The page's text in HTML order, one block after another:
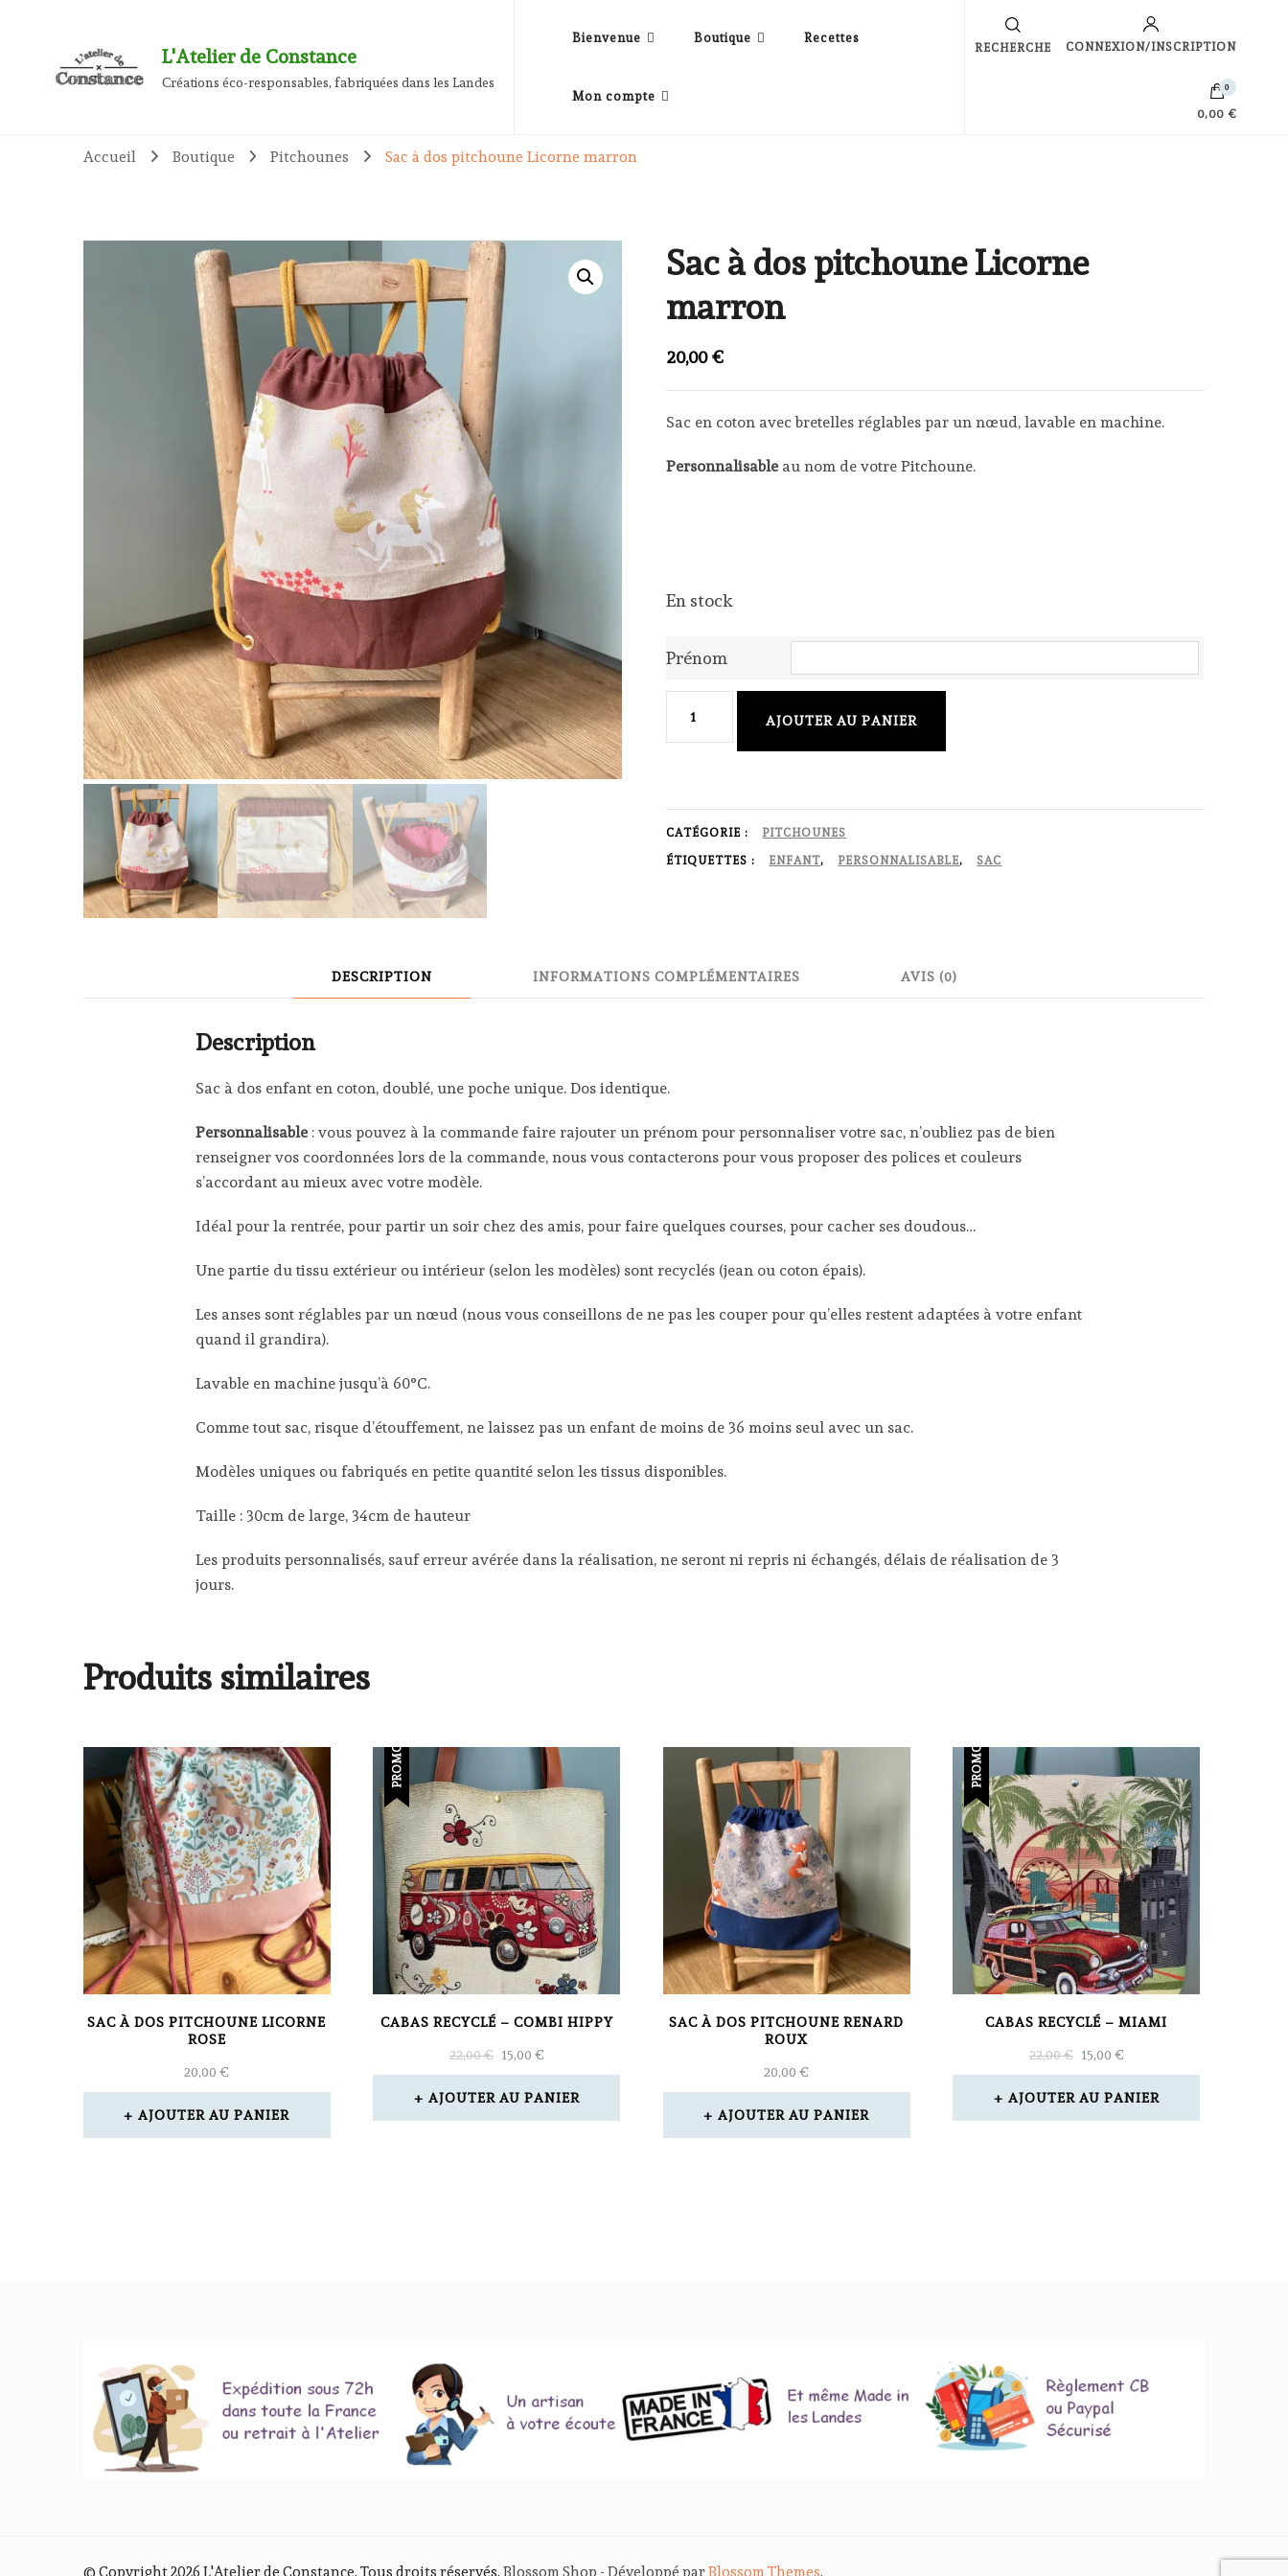
L'Atelier de Constance
Créations éco-responsables, fabriquées dans les Landes
Bienvenue Boutique Recettes
Mon compte
RECHERCHE CONNEXION/INSCRIPTION
0
0,00 €
Accueil Boutique Pitchounes Sac à dos pitchoune Licorne marron
Sac à dos pitchoune Licorne
marron
20,00€
Sac en coton avec bretelles réglables par un nœud, lavable en machine.
Personnalisable au nom de votre Pitchoune.
En stock
Prénom
de
dos
pitchoune
AJOUTER AU PANIER
CATÉGORIE : PITCHOUNES
ÉTIQUETTES : ENFANT, PERSONNALISABLE, SAC
DESCRIPTION INFORMATIONS COMPLÉMENTAIRES AVIS (0)
Description
Sac à dos enfant en coton, doublé, une poche unique. Dos identique.
Personnalisable : vous pouvez à la commande faire rajouter un prénom pour personnaliser votre sac, n’oubliez pas de bien
renseigner vos coordonnées lors de la commande, nous vous contacterons pour vous proposer des polices et couleurs
s’accordant au mieux avec votre modèle.
Idéal pour la rentrée, pour partir un soir chez des amis, pour faire quelques courses, pour cacher ses doudous…
Une partie du tissu extérieur ou intérieur (selon les modèles) sont recyclés (jean ou coton épais).
Les anses sont réglables par un nœud (nous vous conseillons de ne pas les couper pour qu’elles restent adaptées à votre enfant
quand il grandira).
Lavable en machine jusqu’à 60°C.
Comme tout sac, risque d’étouffement, ne laissez pas un enfant de moins de 36 moins seul avec un sac.
Modèles uniques ou fabriqués en petite quantité selon les tissus disponibles.
Taille : 30cm de large, 34cm de hauteur
Les produits personnalisés, sauf erreur avérée dans la réalisation, ne seront ni repris ni échangés, délais de réalisation de 3
jours.
Produits similaires
SAC À DOS PITCHOUNE LICORNE
ROSE
20,00€
AJOUTER AU PANIER
PROMO !
CABAS RECYCLÉ – COMBI HIPPY
22,00€ LE
PRIX
INITIAL
15,00 €LE
PRIX
ACTUEL
AJOUTER AU PANIER
SAC À DOS PITCHOUNE RENARD
ROUX
20,00€
AJOUTER AU PANIER
PROMO !
CABAS RECYCLÉ – MIAMI
22,00€ LE
PRIX
INITIAL
15,00 €LE
PRIX
ACTUEL
AJOUTER AU PANIER
© Copyright 2026 L'Atelier de Constance. Tous droits réservés. Blossom Shop - Développé parBlossom Themes.